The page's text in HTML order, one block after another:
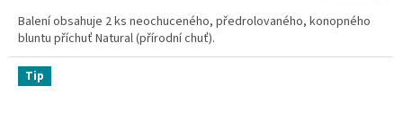
Balení obsahuje 2 ks neochuceného, předrolovaného, konopného
bluntu příchuť Natural (přírodní chuť).
Tip